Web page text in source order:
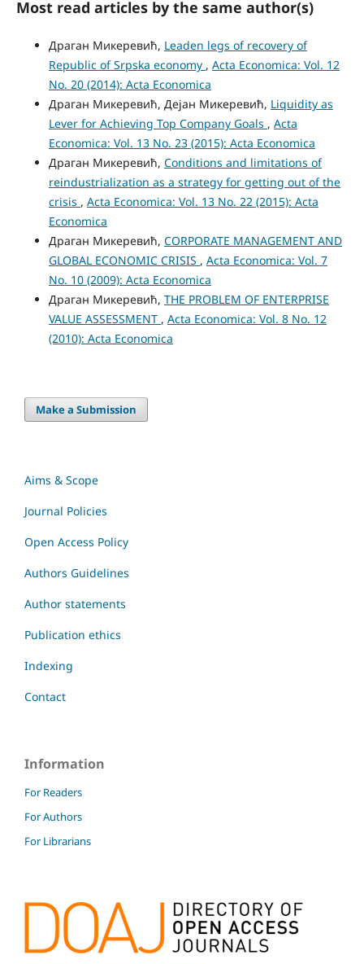
Most read articles by the same author(s)
Драган Микеревић, Leaden legs of recovery of
Republic of Srpska economy , Acta Economica: Vol. 12
No. 20 (2014): Acta Economica
Драган Микеревић, Дејан Микеревић, Liquidity as
Lever for Achieving Top Company Goals , Acta
Economica: Vol. 13 No. 23 (2015): Acta Economica
Драган Микеревић, Conditions and limitations of
reindustrialization as a strategy for getting out of the
crisis , Acta Economica: Vol. 13 No. 22 (2015): Acta
Economica
Драган Микеревић, CORPORATE MANAGEMENT AND
GLOBAL ECONOMIC CRISIS , Acta Economica: Vol. 7
No. 10 (2009): Acta Economica
Драган Микеревић, THE PROBLEM OF ENTERPRISE
VALUE ASSESSMENT , Acta Economica: Vol. 8 No. 12
(2010): Acta Economica
Make a Submission
Aims & Scope
Journal Policies
Open Access Policy
Authors Guidelines
Author statements
Publication ethics
Indexing
Contact
Information
For Readers
For Authors
For Librarians